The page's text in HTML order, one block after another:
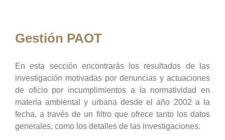
Gestión PAOT
En esta sección encontrarás los resultados de las
investigación motivadas por denuncias y actuaciones
de oficio por incumplimientos a la normatividad en
materia ambiental y urbana desde el año 2002 a la
fecha, a través de un filtro que ofrece tanto los datos
generales, como los detalles de las investigaciones.